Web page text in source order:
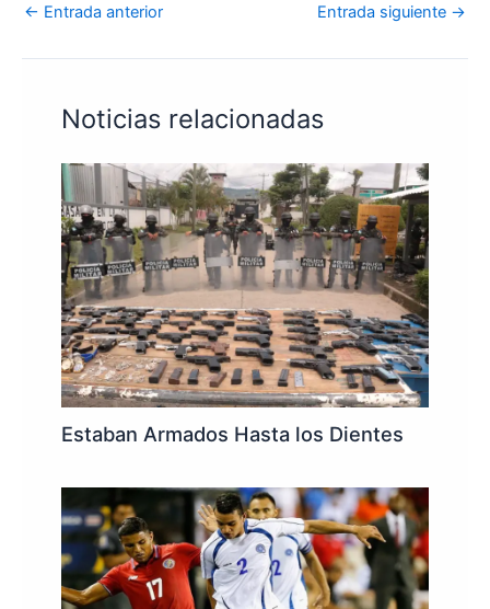
← Entrada anterior Entrada siguiente →
Noticias relacionadas
Estaban Armados Hasta los Dientes